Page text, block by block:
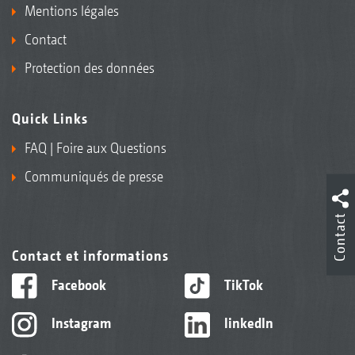
Mentions légales
Contact
Protection des données
Quick Links
FAQ | Foire aux Questions
Communiqués de presse
Contact et informations
Facebook
Instagram
TikTok
linkedIn
Contact